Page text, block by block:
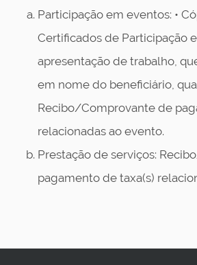
Participação em eventos: •
Certificados de Participação
apresentação de trabalho,
em nome do beneficiário,
Recibo/Comprovante de
relacionadas ao evento.
Prestação de serviços:
pagamento de taxa(s)